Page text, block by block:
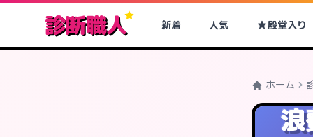
診断職人 新着 人気 殿堂入り
ホーム